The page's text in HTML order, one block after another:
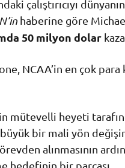
çalıştırıcıyı
haberine göre
50 milyon dolar
NCAA’in en çok para
mütevelli heyeti
bir mali yön
alınmasının
hedefinin bir parçası.